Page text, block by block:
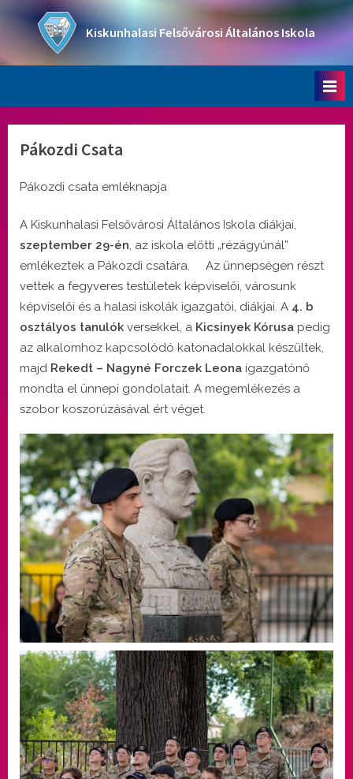
content
Kiskunhalasi Felsővárosi Általános Iskola
Pákozdi Csata
Pákozdi csata emléknapja
A Kiskunhalasi Felsővárosi Általános Iskola diákjai,
szeptember 29-én, az iskola előtti „rézágyúnál”
emlékeztek a Pákozdi csatára. Az ünnepségen részt
vettek a fegyveres testületek képviselői, városunk
képviselői és a halasi iskolák igazgatói, diákjai. A 4. b
osztályos tanulók versekkel, a Kicsinyek Kórusa pedig
az alkalomhoz kapcsolódó katonadalokkal készültek,
majd Rekedt – Nagyné Forczek Leona igazgatónő
mondta el ünnepi gondolatait. A megemlékezés a
szobor koszorúzásával ért véget.